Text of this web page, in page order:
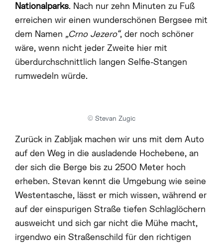
HOME
Nationalparks. Nach nur zehn Minuten zu Fuß
erreichen wir einen wunderschönen Bergsee mit
dem Namen „Crno Jezero“, der noch schöner
wäre, wenn nicht jeder Zweite hier mit
überdurchschnittlich langen Selfie-Stangen
rumwedeln würde.
© Stevan Zugic
Zurück in Zabljak machen wir uns mit dem Auto
auf den Weg in die ausladende Hochebene, an
der sich die Berge bis zu 2500 Meter hoch
erheben. Stevan kennt die Umgebung wie seine
Westentasche, lässt er mich wissen, während er
auf der einspurigen Straße tiefen Schlaglöchern
ausweicht und sich gar nicht die Mühe macht,
irgendwo ein Straßenschild für den richtigen